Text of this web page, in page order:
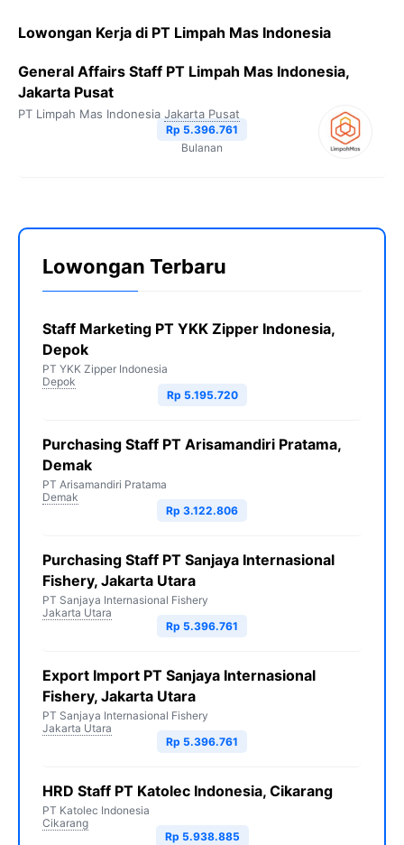
Lowongan Kerja di PT Limpah Mas Indonesia
General Affairs Staff PT Limpah Mas Indonesia,
Jakarta Pusat
PT Limpah Mas Indonesia Jakarta Pusat
Rp 5.396.761
Bulanan
Lowongan Terbaru
Staff Marketing PT YKK Zipper Indonesia,
Depok
PT YKK Zipper Indonesia
Depok
Rp 5.195.720
Purchasing Staff PT Arisamandiri Pratama,
Demak
PT Arisamandiri Pratama
Demak
Rp 3.122.806
Purchasing Staff PT Sanjaya Internasional
Fishery, Jakarta Utara
PT Sanjaya Internasional Fishery
Jakarta Utara
Rp 5.396.761
Export Import PT Sanjaya Internasional
Fishery, Jakarta Utara
PT Sanjaya Internasional Fishery
Jakarta Utara
Rp 5.396.761
HRD Staff PT Katolec Indonesia, Cikarang
PT Katolec Indonesia
Cikarang
Rp 5.938.885